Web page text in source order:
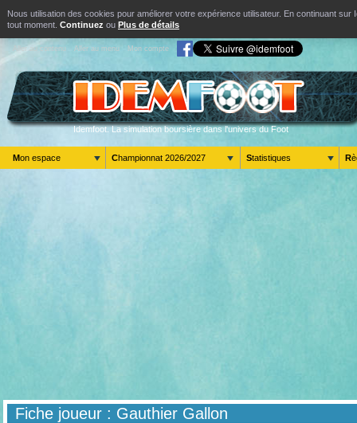
Nous utilisation des cookies pour améliorer votre expérience utilisateur. En continuant
tout moment. Continuez ou Plus de détails
Aller au contenu Aller au menu Mon compte
Idemfoot. La simulation boursière dans l'univers du Foot
Mon espace Championnat 2026/2027 Statistiques
Fiche joueur : Gauthier Gallon